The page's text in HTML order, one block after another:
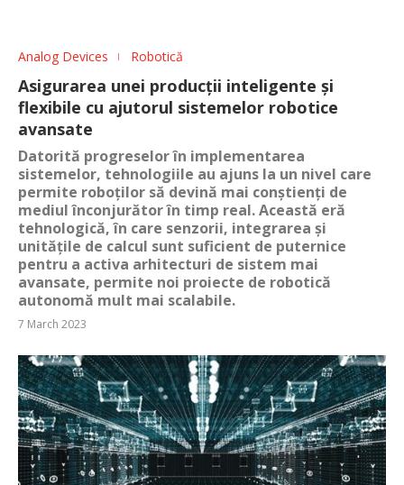
Analog Devices Robotică
Asigurarea unei producții inteligente și
flexibile cu ajutorul sistemelor robotice
avansate
Datorită progreselor în implementarea
sistemelor, tehnologiile au ajuns la un nivel care
permite roboților să devină mai conștienți de
mediul înconjurător în timp real. Această eră
tehnologică, în care senzorii, integrarea și
unitățile de calcul sunt suficient de puternice
pentru a activa arhitecturi de sistem mai
avansate, permite noi proiecte de robotică
autonomă mult mai scalabile.
7 March 2023